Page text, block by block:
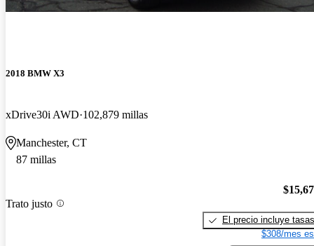
2018 BMW X3
xDrive30i AWD 102,879 millas
Manchester, CT
87 millas
Trato justo
El precio incluye tasas
$308/mes